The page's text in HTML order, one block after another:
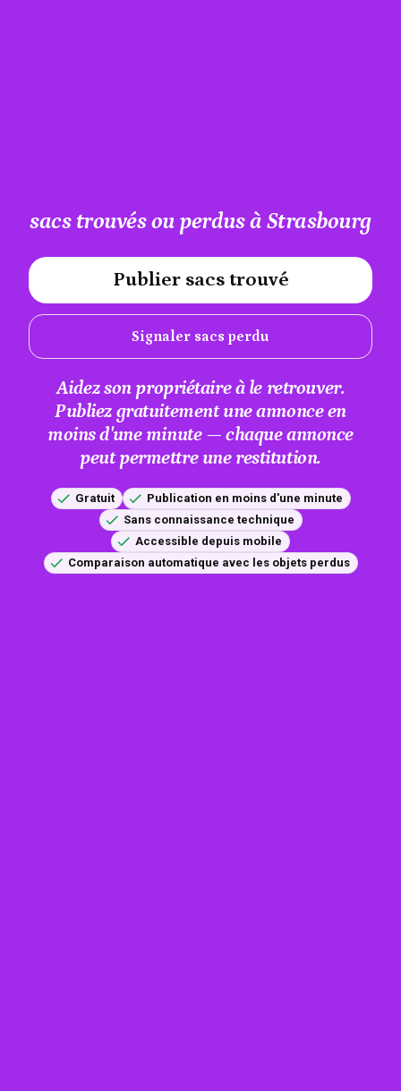
sacs trouvés ou perdus à Strasbourg
Publier sacs trouvé
Signaler sacs perdu
#A12AEB
Aidez son propriétaire à le retrouver.
Publiez gratuitement une annonce en
moins d'une minute — chaque annonce
peut permettre une restitution.
Gratuit
Publication en moins d'une minute
Sans connaissance technique
Accessible depuis mobile
Comparaison automatique avec les objets perdus